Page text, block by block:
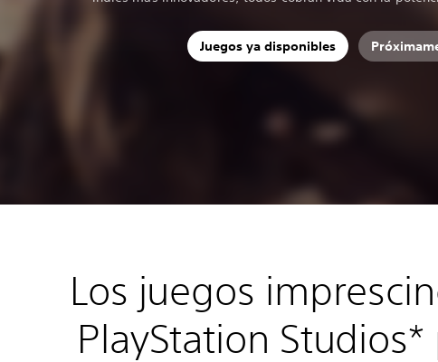
Juegos ya disponibles
Los juegos
PlayStation Studios*